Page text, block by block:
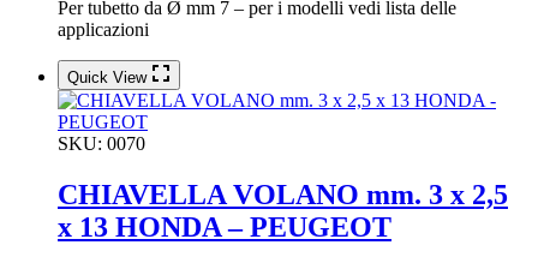
Per tubetto da Ø mm 7 – per i modelli vedi lista delle
applicazioni
Quick View
SKU: 0070
CHIAVELLA VOLANO mm. 3 x 2,5
x 13 HONDA – PEUGEOT